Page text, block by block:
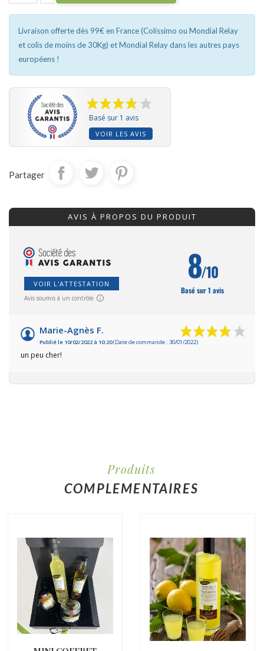
Livraison offerte dès 99€ en France (Colissimo ou Mondial Relay
et colis de moins de 30Kg) et Mondial Relay dans les autres pays
européens !
Basé sur 1 avis
VOIR LES AVIS
Partager
AVIS À PROPOS DU PRODUIT
VOIR L'ATTESTATION
Avis soumis à un contrôle
8/10
Basé sur 1 avis
Marie-Agnès F.
Publié le 10/02/2022 à 10:20(Date de commande : 30/01/2022)
un peu cher!
Produits
COMPLEMENTAIRES